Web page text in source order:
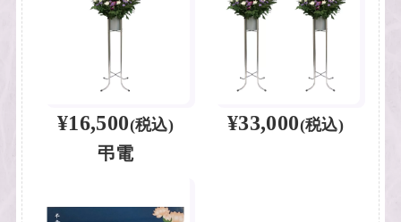
¥16,500(税込) ¥33,000(税込)
弔電